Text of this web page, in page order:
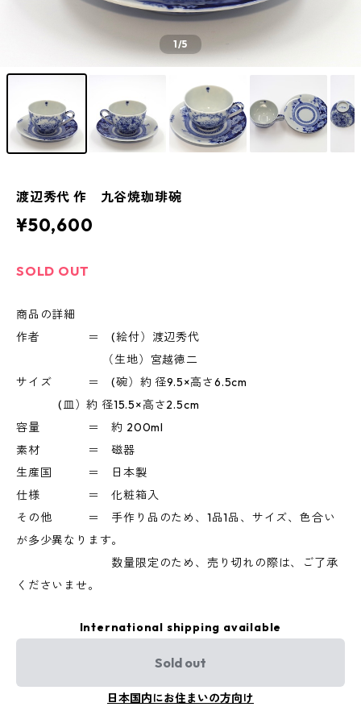
1/5
渡辺秀代 作 九谷焼珈琲碗
¥50,600
SOLD OUT
商品の詳細
作者 ＝ (絵付）渡辺秀代
（生地）宮越徳二
サイズ ＝ (碗）約 径9.5×高さ6.5cm
(皿）約 径15.5×高さ2.5cm
容量 ＝ 約 200ml
素材 ＝ 磁器
生産国 ＝ 日本製
仕様 ＝ 化粧箱入
その他 ＝ 手作り品のため、1品1品、サイズ、色合い
が多少異なります。
数量限定のため、売り切れの際は、ご了承
くださいませ。
International shipping available
Sold out
日本国内にお住まいの方向け